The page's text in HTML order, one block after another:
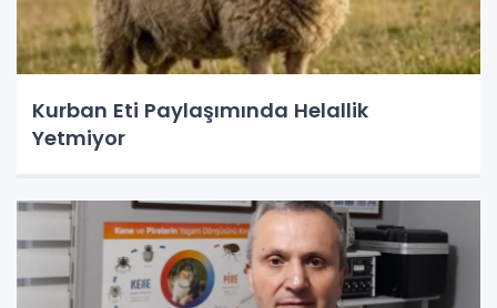
Kurban Eti Paylaşımında Helallik
Yetmiyor